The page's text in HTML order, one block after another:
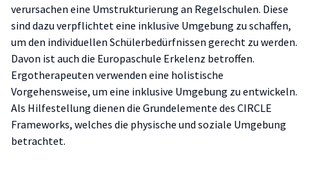
verursachen eine Umstrukturierung an Regelschulen. Diese
sind dazu verpflichtet eine inklusive Umgebung zu schaffen,
um den individuellen Schülerbedürfnissen gerecht zu werden.
Davon ist auch die Europaschule Erkelenz betroffen.
Ergotherapeuten verwenden eine holistische
Vorgehensweise, um eine inklusive Umgebung zu entwickeln.
Als Hilfestellung dienen die Grundelemente des CIRCLE
Frameworks, welches die physische und soziale Umgebung
betrachtet.